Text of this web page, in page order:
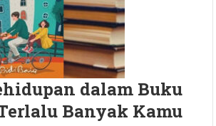
dalam Buku
Banyak Kamu